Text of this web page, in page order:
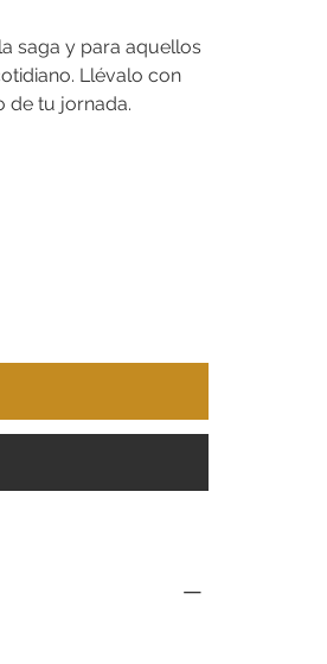
saga y para aquellos
Llévalo con
de tu jornada.